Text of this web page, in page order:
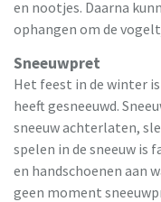
en nootjes. Daarna
ophangen om de
Sneeuwpret
Het feest in de winter
heeft gesneeuwd.
sneeuw achterlaten,
spelen in de sneeuw is
en handschoenen aan
geen moment